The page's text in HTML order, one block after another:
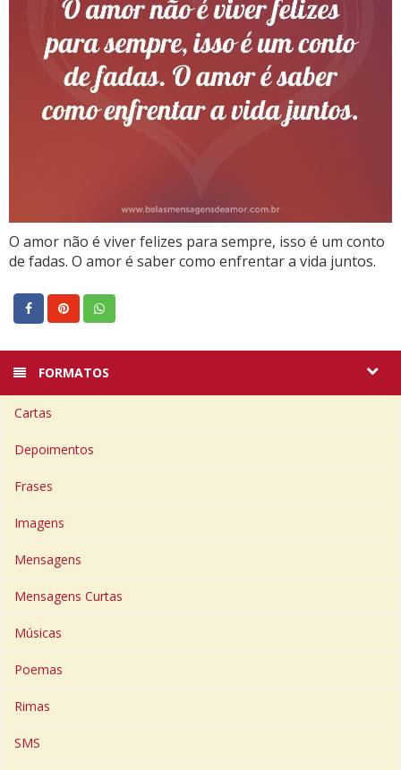
O amor não é viver felizes para sempre, isso é um conto
de fadas. O amor é saber como enfrentar a vida juntos.
FORMATOS
Cartas
Depoimentos
Frases
Imagens
Mensagens
Mensagens Curtas
Músicas
Poemas
Rimas
SMS